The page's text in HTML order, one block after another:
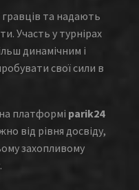
та надають
Участь у турнірах
динамічним і
свої сили в
платформі parik24
від рівня досвіду,
захопливому